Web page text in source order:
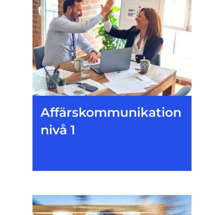
Affärskommunikation
nivå 1